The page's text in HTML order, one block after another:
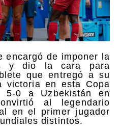
encargó de imponer la
y dio la cara para
que entregó a su
victoria en esta Copa
0 a Uzbekistán en
al legendario
en el primer jugador
distintos.